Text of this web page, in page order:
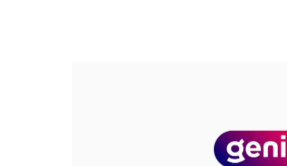
Modell méretei: Magasság: 188 cm,